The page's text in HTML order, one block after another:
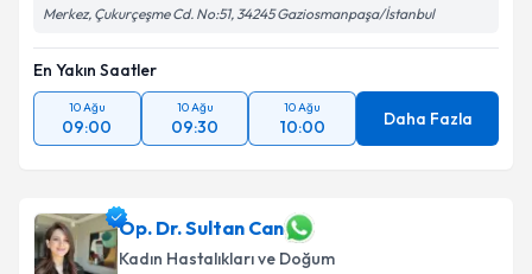
Merkez, Çukurçeşme Cd. No:51, 34245 Gaziosmanpaşa/İstanbul
En Yakın Saatler
10 Ağu
09:00
10 Ağu
09:30
10 Ağu
10:00 Daha Fazla
Op. Dr. Sultan Can
Kadın Hastalıkları ve Doğum